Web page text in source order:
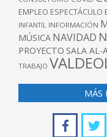
EMPLEO ESPECTÁCULO
INFANTIL INFORMACIÓN
MÚSICA NAVIDAD
PROYECTO SALA AL-
TRABAJO
MÁS